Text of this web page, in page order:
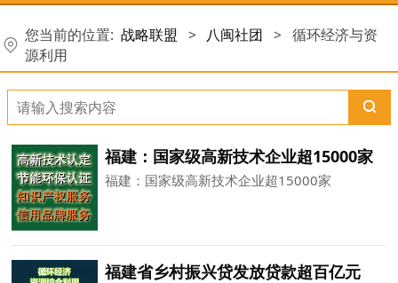
您当前的位置: 战略联盟 > 八闽社团 > 循环经济与资
源利用
福建：国家级高新技术企业超15000家
福建：国家级高新技术企业超15000家
福建省乡村振兴贷发放贷款超百亿元